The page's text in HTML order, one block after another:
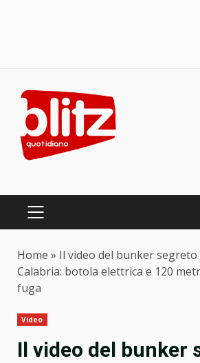
content
PRIMARY
Home » Il video del bunker
Calabria: botola elettrica e 120
fuga
Video
Il video del bunker